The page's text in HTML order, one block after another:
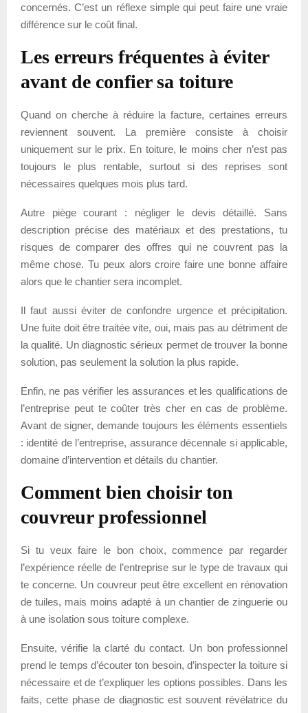
concernés. C’est un réflexe simple qui peut faire une vraie
différence sur le coût final.
Les erreurs fréquentes à éviter
avant de confier sa toiture
Quand on cherche à réduire la facture, certaines erreurs
reviennent souvent. La première consiste à choisir
uniquement sur le prix. En toiture, le moins cher n’est pas
toujours le plus rentable, surtout si des reprises sont
nécessaires quelques mois plus tard.
Autre piège courant : négliger le devis détaillé. Sans
description précise des matériaux et des prestations, tu
risques de comparer des offres qui ne couvrent pas la
même chose. Tu peux alors croire faire une bonne affaire
alors que le chantier sera incomplet.
Il faut aussi éviter de confondre urgence et précipitation.
Une fuite doit être traitée vite, oui, mais pas au détriment de
la qualité. Un diagnostic sérieux permet de trouver la bonne
solution, pas seulement la solution la plus rapide.
Enfin, ne pas vérifier les assurances et les qualifications de
l’entreprise peut te coûter très cher en cas de problème.
Avant de signer, demande toujours les éléments essentiels
: identité de l’entreprise, assurance décennale si applicable,
domaine d’intervention et détails du chantier.
Comment bien choisir ton
couvreur professionnel
Si tu veux faire le bon choix, commence par regarder
l’expérience réelle de l’entreprise sur le type de travaux qui
te concerne. Un couvreur peut être excellent en rénovation
de tuiles, mais moins adapté à un chantier de zinguerie ou
à une isolation sous toiture complexe.
Ensuite, vérifie la clarté du contact. Un bon professionnel
prend le temps d’écouter ton besoin, d’inspecter la toiture si
nécessaire et de t’expliquer les options possibles. Dans les
faits, cette phase de diagnostic est souvent révélatrice du